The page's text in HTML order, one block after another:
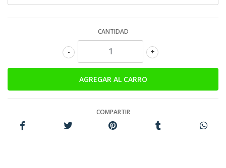
CANTIDAD
+
-
COMPARTIR